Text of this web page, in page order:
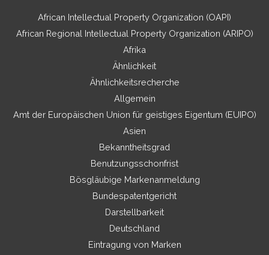
African Intellectual Property Organization (OAPI)
African Regional Intellectual Property Organization (ARIPO)
Afrika
Ähnlichkeit
Ähnlichkeitsrecherche
Allgemein
Amt der Europäischen Union für geistiges Eigentum (EUIPO)
Asien
Bekanntheitsgrad
Benutzungsschonfrist
Bösgläubige Markenanmeldung
Bundespatentgericht
Darstellbarkeit
Deutschland
Eintragung von Marken